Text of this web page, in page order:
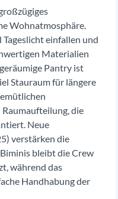
Wohnatmosphäre.
einfallen und
Materialien
Pantry ist
Stauraum für längere
die
Neue
verstärken die
bleibt die Crew
während das
Handhabung der